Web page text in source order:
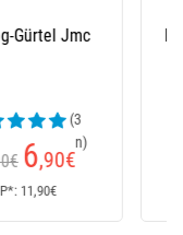
Plastimo
Ab 144
UP*: 152€